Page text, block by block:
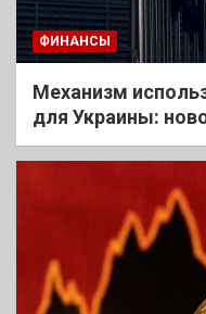
ФИНАНСЫ
Механизм
для Украины: